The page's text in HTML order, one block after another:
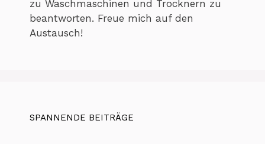
zu Waschmaschinen und Trocknern zu
beantworten. Freue mich auf den
Austausch!
SPANNENDE BEITRÄGE